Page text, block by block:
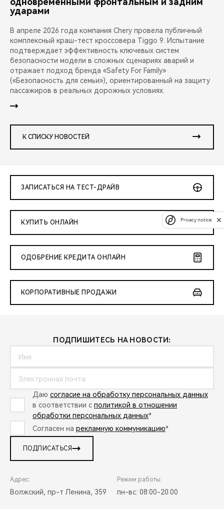
ударами
В апреле 2026 года компания Chery провела публичный
комплексный краш-тест кроссовера Tiggo 9. Испытание
подтверждает эффективность ключевых систем
безопасности модели в сложных сценариях аварий и
отражает подход бренда «Safety For Family»
(«Безопасность для семьи»), ориентированный на защиту
пассажиров в реальных дорожных условиях.
К СПИСКУ НОВОСТЕЙ
ЗАПИСАТЬСЯ НА ТЕСТ-ДРАЙВ
КУПИТЬ ОНЛАЙН
ОДОБРЕНИЕ КРЕДИТА ОНЛАЙН
КОРПОРАТИВНЫЕ ПРОДАЖИ
ПОДПИШИТЕСЬ НА НОВОСТИ:
Даю согласие на обработку персональных данных
в соответствии с политикой в отношении
обработки персональных данных*
Согласен на рекламную коммуникацию*
ПОДПИСАТЬСЯ
Адрес:
Волжский, пр-т Ленина, 359
Режим работы:
пн-вс: 08:00-20:00
Privacy notice